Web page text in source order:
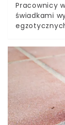
Pracownicy
świadkami
którego
drastycznie
ogromną
zwłaszcza
mierzyć się